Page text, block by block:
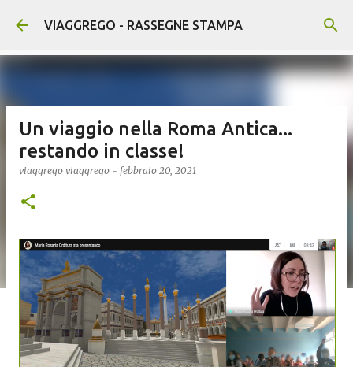
Passa ai contenuti principali
VIAGGREGO - RASSEGNE STAMPA
Un viaggio nella Roma Antica...
restando in classe!
viaggrego viaggrego - febbraio 20, 2021